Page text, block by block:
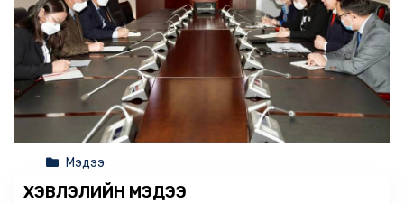
Мэдээ
ХЭВЛЭЛИЙН МЭДЭЭ